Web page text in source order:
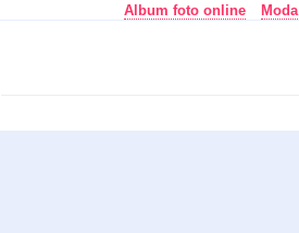
Album foto online
Moda